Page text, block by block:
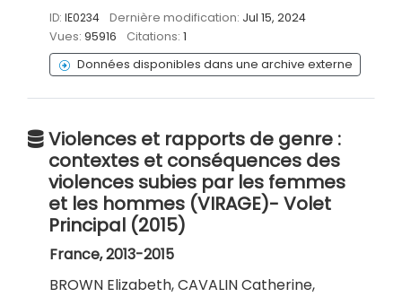
ID: IE0234 Dernière modification: Jul 15, 2024
Vues: 95916 Citations: 1
Données disponibles dans une archive externe
Violences et rapports de genre :
contextes et conséquences des
violences subies par les femmes
et les hommes (VIRAGE)- Volet
Principal (2015)
France, 2013-2015
BROWN Elizabeth, CAVALIN Catherine,